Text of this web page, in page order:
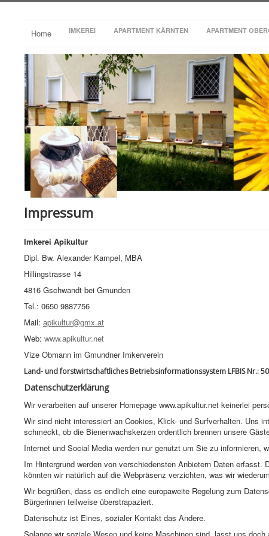
Home IMKEREI APARTMENT KÄRNTEN APARTMENT
Impressum
Imkerei Apikultur
Dipl. Bw. Alexander Kampel, MBA
Hillingstrasse 14
4816 Gschwandt bei Gmunden
Tel.: 0650 9887756
Mail: apikultur@gmx.at
Web: www.apikultur.net
Vize Obmann im Gmundner Imkerverein
Land- und forstwirtschaftliches Betriebsinformationssystem LFBIS Nr.:
Datenschutzerklärung
Wir verarbeiten auf unserer Homepage www.apikultur.net keinerlei
Wir sind nicht interessiert an Cookies, Klick- und Surfverhalten. Uns
schmeckt, ob die Bienenwachskerzen ordentlich brennen unsere
Internet und Social Media werden nur genutzt um Sie zu informieren,
Im Hintergrund werden von verschiedensten Anbietern Daten
könnten wir natürlich auf die Webpräsenz verzichten, was wir
Wir begrüßen, dass es endlich eine europaweite Regelung zum
Bürgerinnen teilweise überstrapaziert.
Datenschutz ist Eines, sozialer Kontakt das Andere.